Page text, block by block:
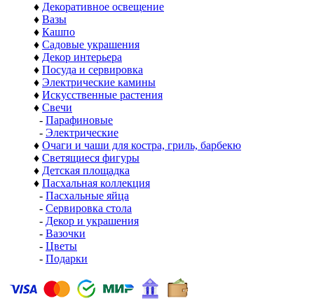
♦ Декоративное освещение
♦ Вазы
♦ Кашпо
♦ Садовые украшения
♦ Декор интерьера
♦ Посуда и сервировка
♦ Электрические камины
♦ Искусственные растения
♦ Свечи
- Парафиновые
- Электрические
♦ Очаги и чаши для костра, гриль, барбекю
♦ Светящиеся фигуры
♦ Детская площадка
♦ Пасхальная коллекция
- Пасхальные яйца
- Сервировка стола
- Декор и украшения
- Вазочки
- Цветы
- Подарки